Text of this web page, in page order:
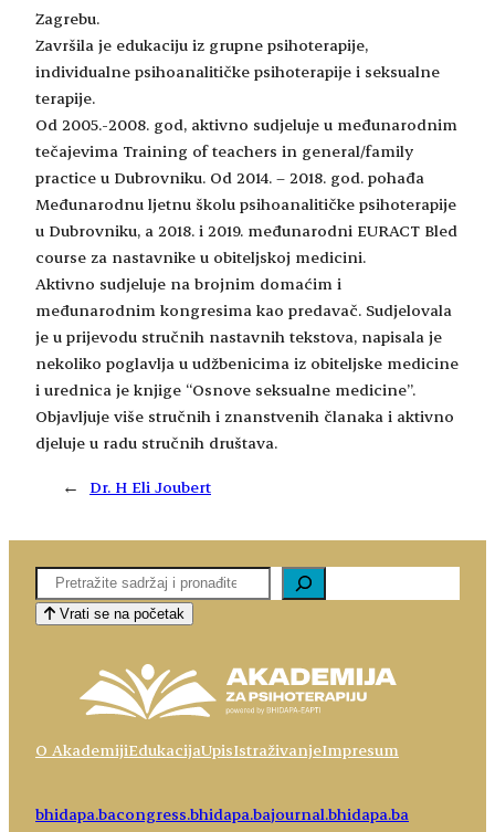
Zagrebu.
Završila je edukaciju iz grupne psihoterapije,
individualne psihoanalitičke psihoterapije i seksualne
terapije.
Od 2005.-2008. god, aktivno sudjeluje u međunarodnim
tečajevima Training of teachers in general/family
practice u Dubrovniku. Od 2014. – 2018. god. pohađa
Međunarodnu ljetnu školu psihoanalitičke psihoterapije
u Dubrovniku, a 2018. i 2019. međunarodni EURACT Bled
course za nastavnike u obiteljskoj medicini.
Aktivno sudjeluje na brojnim domaćim i
međunarodnim kongresima kao predavač. Sudjelovala
je u prijevodu stručnih nastavnih tekstova, napisala je
nekoliko poglavlja u udžbenicima iz obiteljske medicine
i urednica je knjige “Osnove seksualne medicine”.
Objavljuje više stručnih i znanstvenih članaka i aktivno
djeluje u radu stručnih društava.
← Dr. H Eli Joubert
Pretaga
Vrati se na početak
O AkademijiEdukacijaUpisIstraživanjeImpresum
bhidapa.bacongress.bhidapa.bajournal.bhidapa.ba